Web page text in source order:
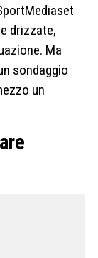
drizzate,
Ma
sondaggio
un